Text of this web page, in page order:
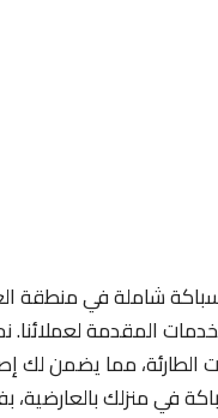
شاملة في منطقة
المقدمة
الطارئة، مما يضمن لك
في منزلك